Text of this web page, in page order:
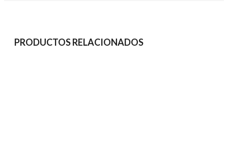
PRODUCTOS RELACIONADOS